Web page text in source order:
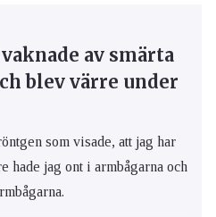
av smärta
blev värre under
som visade, att jag har
hade jag ont i armbågarna och